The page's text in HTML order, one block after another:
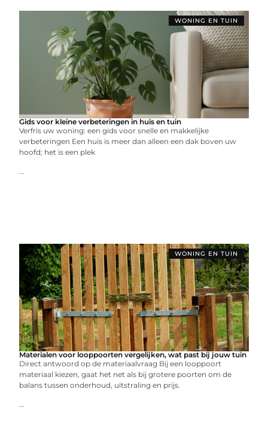
WONING EN TUIN
Gids voor kleine verbeteringen in huis en tuin
Verfris uw woning: een gids voor snelle en makkelijke
verbeteringen Een huis is meer dan alleen een dak boven uw
hoofd; het is een plek
...
WONING EN TUIN
Materialen voor looppoorten vergelijken, wat past bij jouw tuin
Direct antwoord op de materiaalvraag Bij een looppoort
materiaal kiezen, gaat het net als bij grotere poorten om de
balans tussen onderhoud, uitstraling en prijs.
...